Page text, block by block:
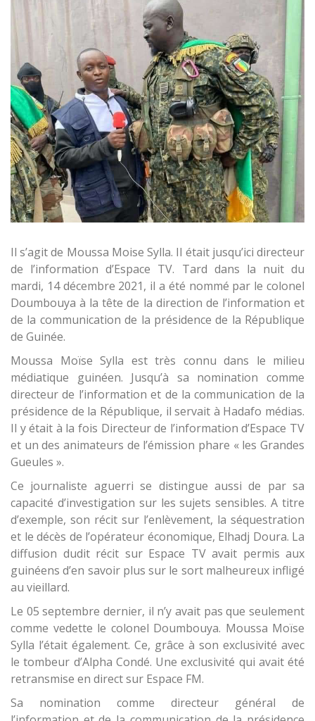
Il s’agit de Moussa Moise Sylla. Il était jusqu’ici directeur
de l’information d’Espace TV. Tard dans la nuit du
mardi, 14 décembre 2021, il a été nommé par le colonel
Doumbouya à la tête de la direction de l’information et
de la communication de la présidence de la République
de Guinée.
Moussa Moïse Sylla est très connu dans le milieu
médiatique guinéen. Jusqu’à sa nomination comme
directeur de l’information et de la communication de la
présidence de la République, il servait à Hadafo médias.
Il y était à la fois Directeur de l’information d’Espace TV
et un des animateurs de l’émission phare « les Grandes
Gueules ».
Ce journaliste aguerri se distingue aussi de par sa
capacité d’investigation sur les sujets sensibles. A titre
d’exemple, son récit sur l’enlèvement, la séquestration
et le décès de l’opérateur économique, Elhadj Doura. La
diffusion dudit récit sur Espace TV avait permis aux
guinéens d’en savoir plus sur le sort malheureux infligé
au vieillard.
Le 05 septembre dernier, il n’y avait pas que seulement
comme vedette le colonel Doumbouya. Moussa Moïse
Sylla l’était également. Ce, grâce à son exclusivité avec
le tombeur d’Alpha Condé. Une exclusivité qui avait été
retransmise en direct sur Espace FM.
Sa nomination comme directeur général de